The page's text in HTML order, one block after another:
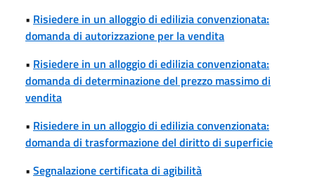
• Risiedere in un alloggio di edilizia convenzionata:
domanda di autorizzazione per la vendita
• Risiedere in un alloggio di edilizia convenzionata:
domanda di determinazione del prezzo massimo di
vendita
• Risiedere in un alloggio di edilizia convenzionata:
domanda di trasformazione del diritto di superficie
• Segnalazione certificata di agibilità